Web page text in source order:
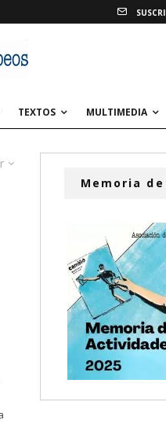
TEXTOS MULTIMEDIA
Memoria